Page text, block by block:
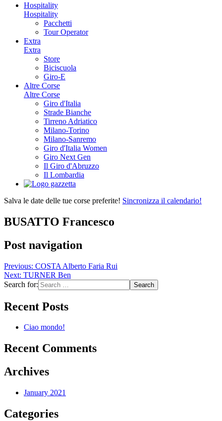
Hospitality
Hospitality
Pacchetti
Tour Operator
Extra
Extra
Store
Biciscuola
Giro-E
Altre Corse
Altre Corse
Giro d'Italia
Strade Bianche
Tirreno Adriatico
Milano-Torino
Milano-Sanremo
Giro d'Italia Women
Giro Next Gen
Il Giro d'Abruzzo
Il Lombardia
Salva le date delle tue corse preferite! Sincronizza il calendario!
BUSATTO Francesco
Post navigation
Previous: COSTA Alberto Faria Rui
Next: TURNER Ben
Search for:
Recent Posts
Ciao mondo!
Recent Comments
Archives
January 2021
Categories